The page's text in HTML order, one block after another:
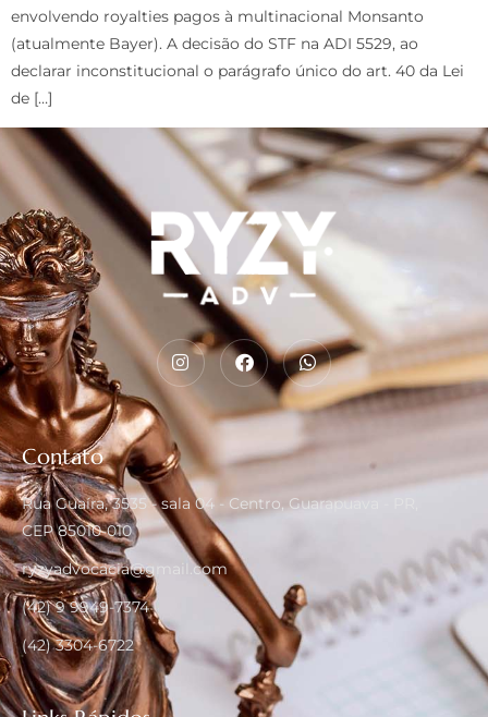
envolvendo royalties pagos à multinacional Monsanto
(atualmente Bayer). A decisão do STF na ADI 5529, ao
declarar inconstitucional o parágrafo único do art. 40 da Lei
de […]
Contato
Rua Guaíra, 3535 - sala 04 - Centro, Guarapuava - PR,
CEP 85010-010
ryzyadvocacia@gmail.com
(42) 9 9949-7374
(42) 3304-6722